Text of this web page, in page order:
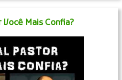
Você Mais Confia?